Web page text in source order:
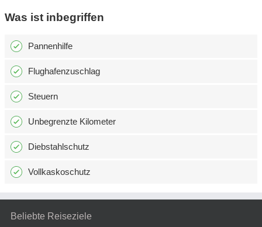
Was ist inbegriffen
Pannenhilfe
Flughafenzuschlag
Steuern
Unbegrenzte Kilometer
Diebstahlschutz
Vollkaskoschutz
Beliebte Reiseziele